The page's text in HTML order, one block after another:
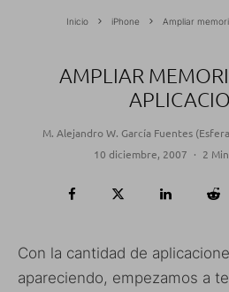
Inicio iPhone Ampliar
AMPLIAR
M. Alejandro W. García Fuentes
10 diciembre, 2007 · 2
Con la cantidad de
apareciendo, empezamos a